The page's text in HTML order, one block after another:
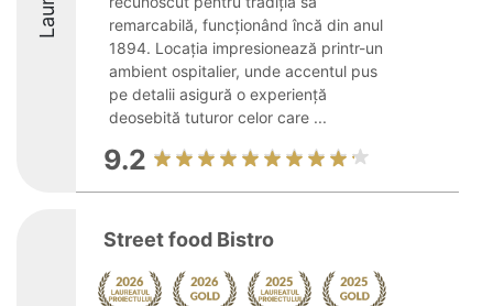
remarcabilă, funcționând încă din anul
1894. Locația impresionează printr-un
ambient ospitalier, unde accentul pus
pe detalii asigură o experiență
deosebită tuturor celor care ...
9.2
Street food Bistro